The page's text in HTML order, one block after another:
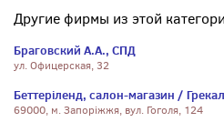
Другие фирмы из этой
Браговский А.А., СПД
ул. Офицерская, 32
Беттеріленд, салон-магазин /
69000, м. Запоріжжя, вул. Гоголя, 124